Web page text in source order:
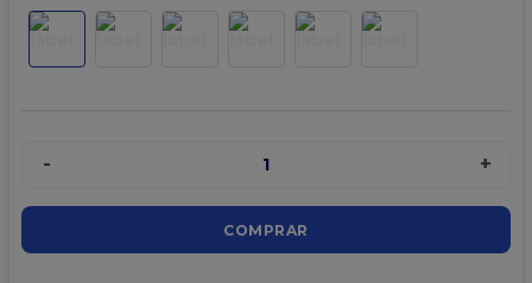
- 1 +
COMPRAR